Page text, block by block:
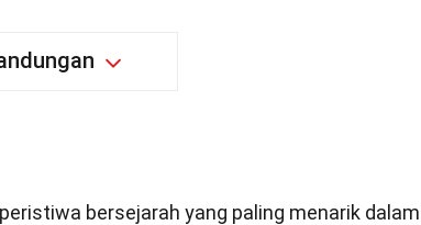
bersejarah yang paling menarik dalam